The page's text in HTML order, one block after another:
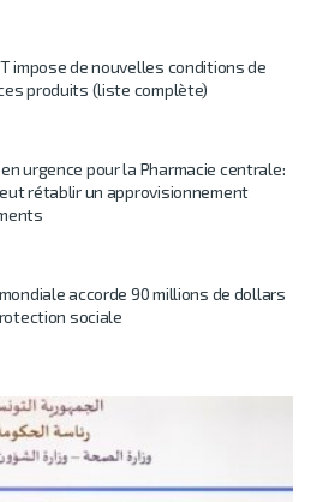
impose de nouvelles conditions de
produits (liste complète)
urgence pour la Pharmacie centrale:
rétablir un approvisionnement
accorde 90 millions de dollars
sociale